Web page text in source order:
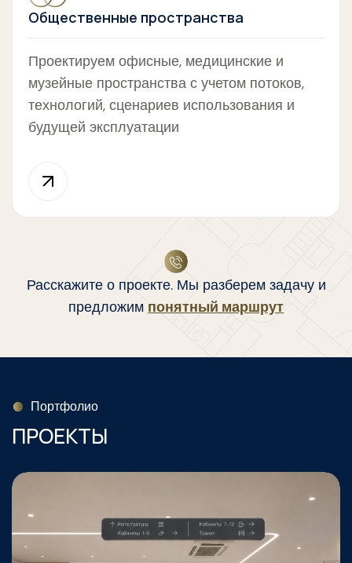
Общественные пространства
Проектируем офисные, медицинские и
музейные пространства с учетом потоков,
технологий, сценариев использования и
будущей эксплуатации
Расскажите о проекте. Мы разберем задачу и
предложим понятный маршрут
Портфолио
ПРОЕКТЫ